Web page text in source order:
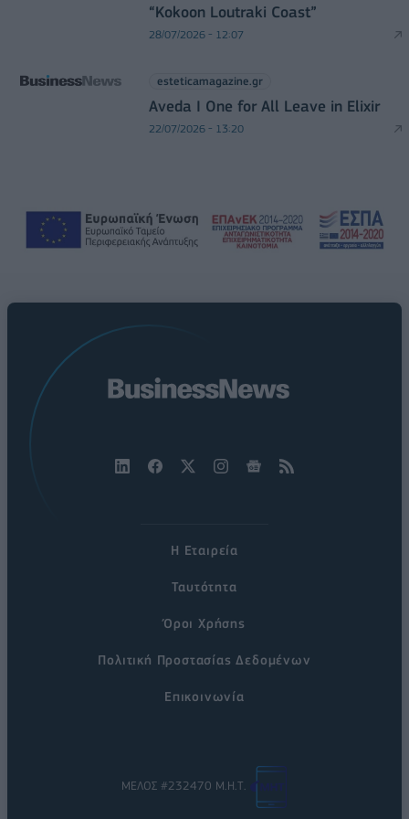
“Kokoon Loutraki Coast”
28/07/2026 - 12:07
esteticamagazine.gr
Aveda I One for All Leave in Elixir
22/07/2026 - 13:20
Η Εταιρεία
Ταυτότητα
Όροι Χρήσης
Πολιτική Προστασίας Δεδομένων
Επικοινωνία
ΜΕΛΟΣ #232470 Μ.Η.Τ.